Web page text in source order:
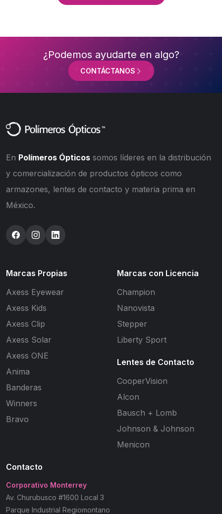
¿Podemos ayudarte en algo?
CONTÁCTANOS
En Polímeros Ópticos somos líderes en la distribución
y comercialización de productos ópticos como
armazones, lentes de contacto y materia prima en
México.
Marcas Propias
Axess Eyewear
Axess Kids
Axess Clip
Axess Solar
Axess ONE
Anima
Banderas
Winners
Bravo
Marcas con Licencia
Champion
Nanovista
Stepper
Liberty Sport
Lentes de Contacto
CooperVision
Alcon
Bausch + Lomb
Johnson & Johnson
Menicon
Contacto
Corporativo Monterrey
Av. Churubusco #1600 Local 3
Parque Industrial Regiomontano